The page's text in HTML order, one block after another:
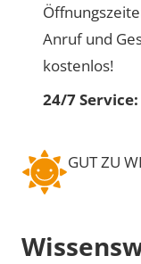
Anruf und
kostenlos!
24/7 Service:
GUT ZU